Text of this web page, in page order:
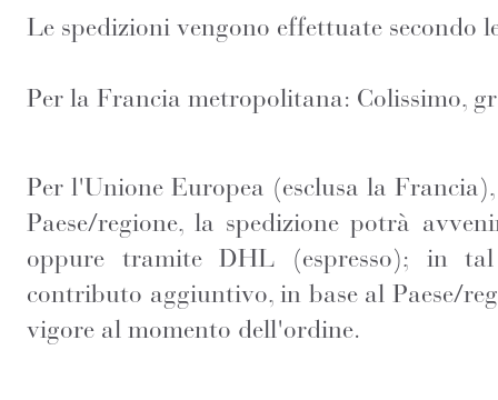
Le spedizioni vengono effettuate secondo
Per la Francia metropolitana: Colissimo,
Per l'Unione Europea (esclusa la
Paese/regione, la spedizione potrà
oppure tramite DHL (espresso); in
contributo aggiuntivo, in base al Paese/
vigore al momento dell'ordine.